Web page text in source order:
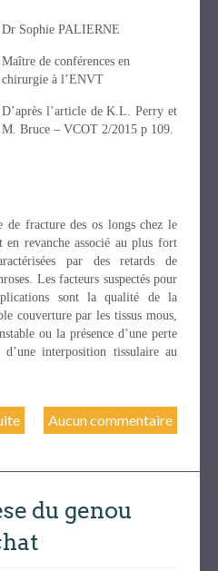
Dr Sophie PALIERNE
Maître de conférences en
chirurgie à l’ENVT
D’après l’article de K.L. Perry et
M. Bruce – VCOT 2/2015 p 109.
fracture des os longs chez le
revanche associé au plus fort
par des retards de
Les facteurs suspectés pour
sont la qualité de la
couverture par les tissus mous,
ou la présence d’une perte
d’une interposition tissulaire au
Aucun commentaire
du genou